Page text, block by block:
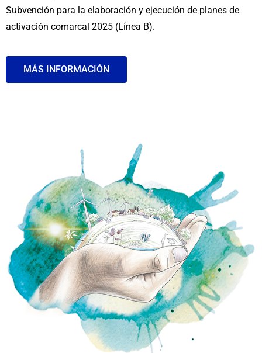
Subvención para la elaboración y ejecución de planes de
activación comarcal 2025 (Línea B).
MÁS INFORMACIÓN